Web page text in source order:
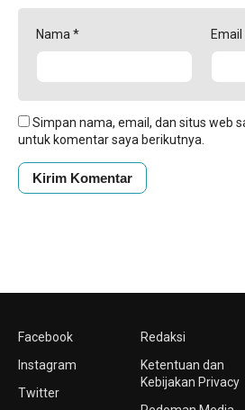
Nama * Email
Simpan nama, email, dan situs web
untuk komentar saya berikutnya.
Facebook
Instagram
Twitter
Redaksi
Ketentuan dan
Kebijakan Privacy